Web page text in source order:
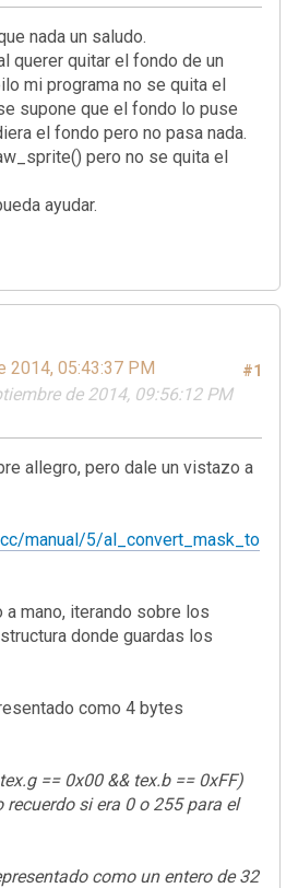
nada un saludo.
querer quitar el fondo de un
mi programa no se quita el
supone que el fondo lo puse
el fondo pero no pasa nada.
pero no se quita el
ayudar.
#1
2014, 05:43:37 PM
de 2014, 09:56:12 PM
allegro, pero dale un vistazo a
manual/5/al_convert_mask_to
mano, iterando sobre los
donde guardas los
como 4 bytes
.g == 0x00 && tex.b == 0xFF)
recuerdo si era 0 o 255 para el
como un entero de 32